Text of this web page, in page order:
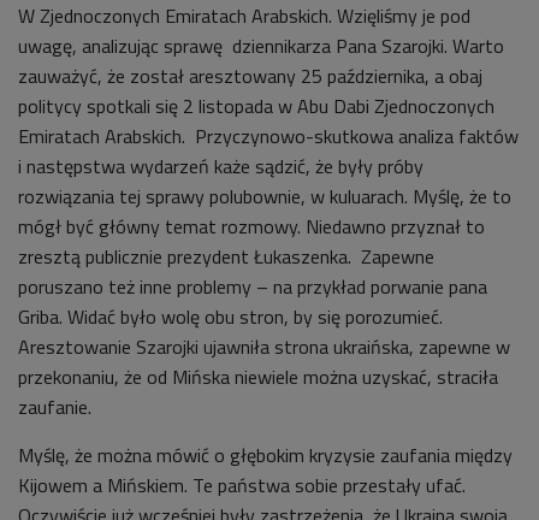
W Zjednoczonych Emiratach Arabskich. Wzięliśmy je pod
uwagę, analizując sprawę dziennikarza Pana Szarojki. Warto
zauważyć, że został aresztowany 25 października, a obaj
politycy spotkali się 2 listopada w Abu Dabi Zjednoczonych
Emiratach Arabskich. Przyczynowo-skutkowa analiza faktów
i następstwa wydarzeń każe sądzić, że były próby
rozwiązania tej sprawy polubownie, w kuluarach. Myślę, że to
mógł być główny temat rozmowy. Niedawno przyznał to
zresztą publicznie prezydent Łukaszenka. Zapewne
poruszano też inne problemy – na przykład porwanie pana
Griba. Widać było wolę obu stron, by się porozumieć.
Aresztowanie Szarojki ujawniła strona ukraińska, zapewne w
przekonaniu, że od Mińska niewiele można uzyskać, straciła
zaufanie.
Myślę, że można mówić o głębokim kryzysie zaufania między
Kijowem a Mińskiem. Te państwa sobie przestały ufać.